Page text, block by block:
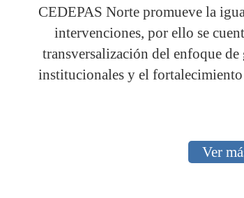
CEDEPAS Norte promueve la
intervenciones, por ello se
transversalización del enfoque de
institucionales y el fortalecimiento
Ver